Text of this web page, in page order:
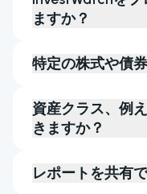
ますか？
特定の株式や債
資産クラス、例
きますか？
レポートを共有